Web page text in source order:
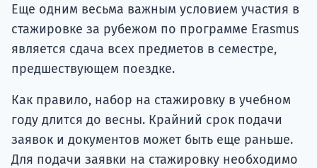
Еще одним весьма важным условием участия в
стажировке за рубежом по программе Erasmus
является сдача всех предметов в семестре,
предшествующем поездке.
Как правило, набор на стажировку в учебном
году длится до весны. Крайний срок подачи
заявок и документов может быть еще раньше.
Для подачи заявки на стажировку необходимо